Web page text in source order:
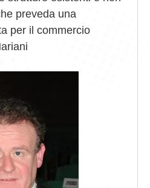
preveda una
per il commercio